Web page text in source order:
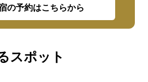
の予約はこちらから
スポット